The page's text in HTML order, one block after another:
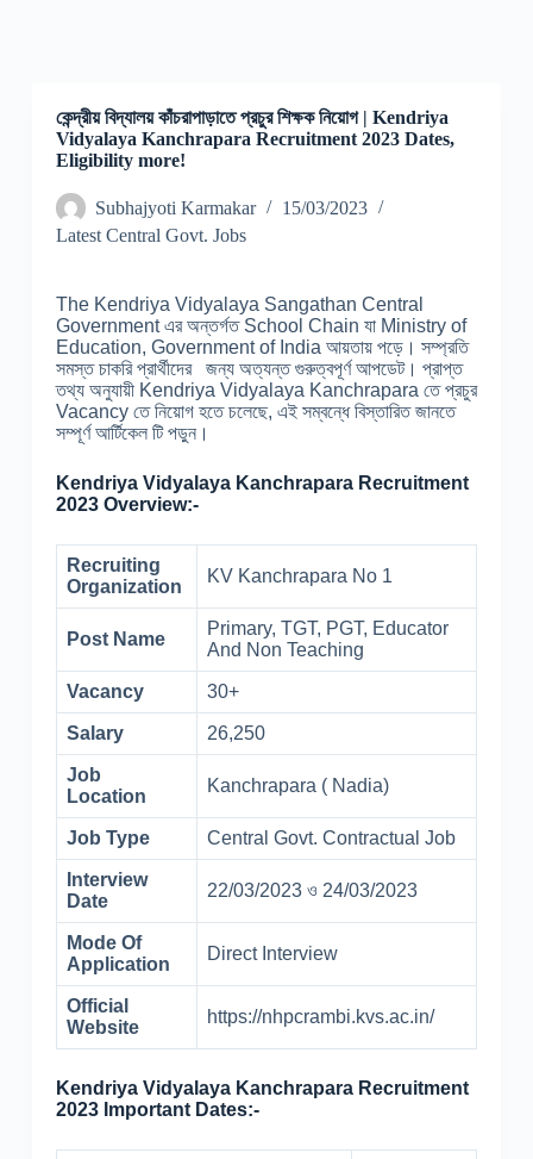
কেন্দ্রীয় বিদ্যালয় কাঁচরাপাড়াতে প্রচুর শিক্ষক নিয়োগ | Kendriya
Vidyalaya Kanchrapara Recruitment 2023 Dates,
Eligibility more!
Subhajyoti Karmakar
15/03/2023
Latest Central Govt. Jobs
The Kendriya Vidyalaya Sangathan Central
Government এর অন্তর্গত School Chain যা Ministry of
Education, Government of India আয়তায় পড়ে। সম্প্রতি
সমস্ত চাকরি প্রার্থীদের জন্য অত্যন্ত গুরুত্বপূর্ণ আপডেট। প্রাপ্ত
তথ্য অনুযায়ী Kendriya Vidyalaya Kanchrapara তে প্রচুর
Vacancy তে নিয়োগ হতে চলেছে, এই সম্বন্ধে বিস্তারিত জানতে
সম্পূর্ণ আর্টিকেল টি পড়ুন।
Kendriya Vidyalaya Kanchrapara Recruitment
2023 Overview:-
Recruiting
Organization
KV Kanchrapara No 1
Post Name
Primary, TGT, PGT, Educator
And Non Teaching
Vacancy 30+
Salary 26,250
Job
Location
Kanchrapara ( Nadia)
Job Type Central Govt. Contractual Job
Interview
Date
22/03/2023 ও 24/03/2023
Mode Of
Application
Direct Interview
Official
Website
https://nhpcrambi.kvs.ac.in/
Kendriya Vidyalaya Kanchrapara Recruitment
2023 Important Dates:-